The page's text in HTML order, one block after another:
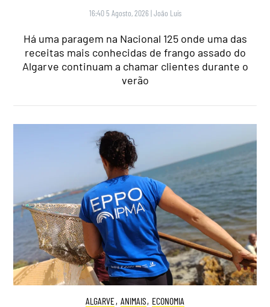
16:40 5 Agosto, 2026 |João Luís
Há uma paragem na Nacional 125 onde uma das
receitas mais conhecidas de frango assado do
Algarve continuam a chamar clientes durante o
verão
ALGARVE, ANIMAIS, ECONOMIA